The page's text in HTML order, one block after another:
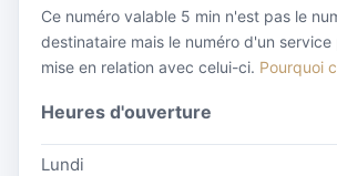
Ce numéro valable 5 min n'est pas le
destinataire mais le numéro d'un
mise en relation avec celui-ci. Pourquoi
Heures d'ouverture
Lundi